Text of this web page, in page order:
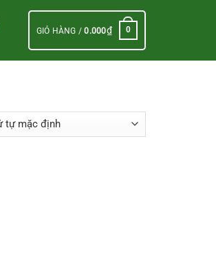
GIỎ HÀNG /0.000₫ 0